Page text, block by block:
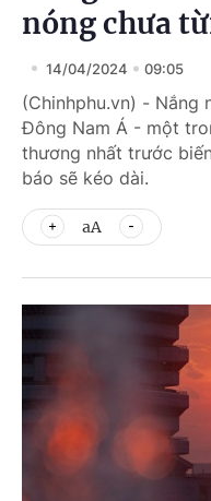
nóng chưa
14/04/2024 09:05
(Chinhphu.vn) - Nắng
Đông Nam Á - một
thương nhất trước
báo sẽ kéo dài.
aA